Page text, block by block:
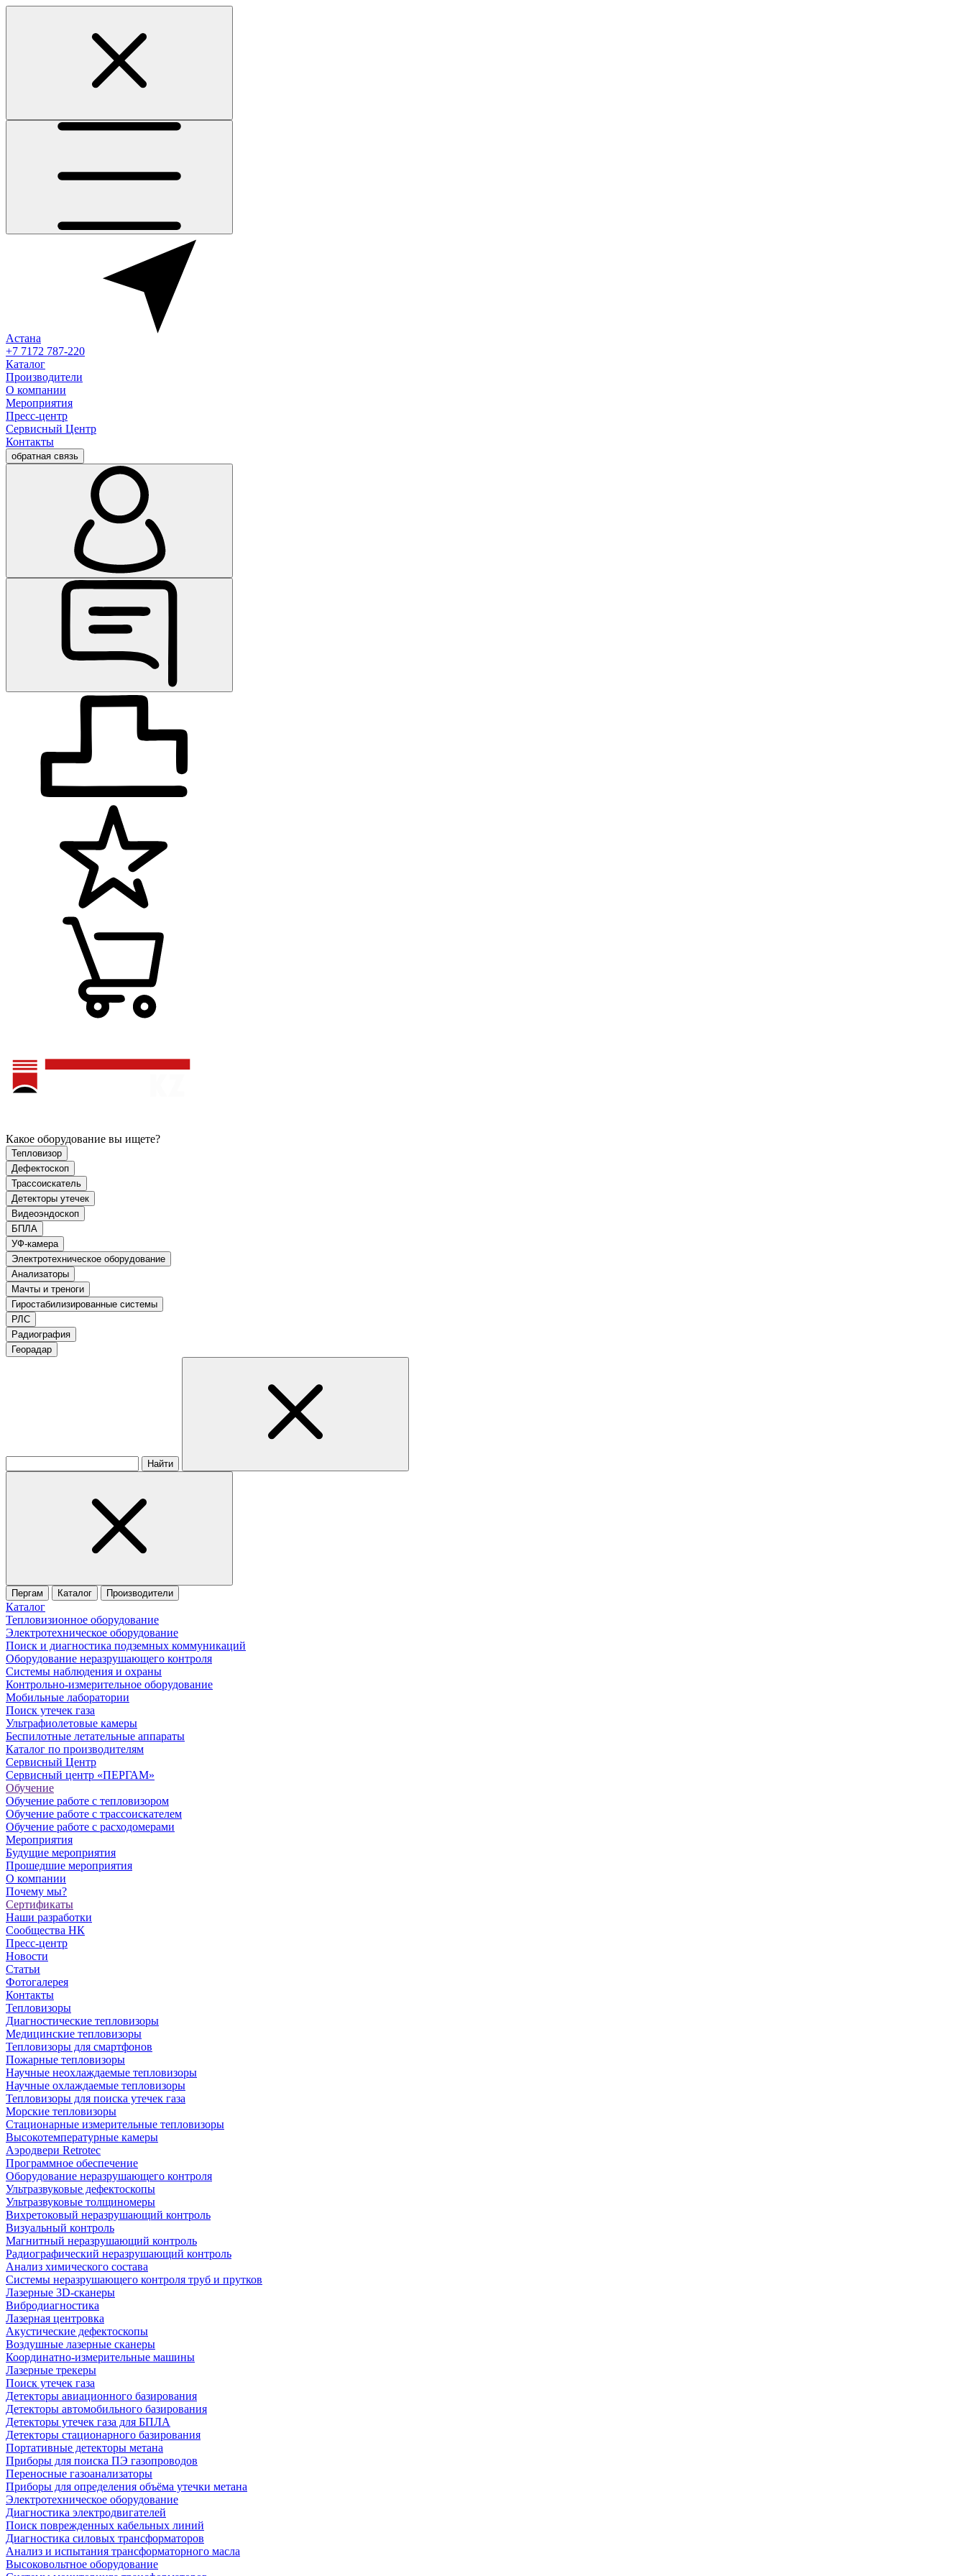
Астана
+7 7172 787-220
Каталог
Производители
О компании
Мероприятия
Пресс-центр
Сервисный Центр
Контакты
обратная связь
Какое оборудование вы ищете?
Тепловизор
Дефектоскоп
Трассоискатель
Детекторы утечек
Видеоэндоскоп
БПЛА
УФ-камера
Электротехническое оборудование
Анализаторы
Мачты и треноги
Гиростабилизированные системы
РЛС
Радиография
Георадар
Найти
Пергам Каталог Производители
Каталог
Тепловизионное оборудование
Электротехническое оборудование
Поиск и диагностика подземных коммуникаций
Оборудование неразрушающего контроля
Системы наблюдения и охраны
Контрольно-измерительное оборудование
Мобильные лаборатории
Поиск утечек газа
Ультрафиолетовые камеры
Беспилотные летательные аппараты
Каталог по производителям
Сервисный Центр
Сервисный центр «ПЕРГАМ»
Обучение
Обучение работе с тепловизором
Обучение работе с трассоискателем
Обучение работе с расходомерами
Мероприятия
Будущие мероприятия
Прошедшие мероприятия
О компании
Почему мы?
Сертификаты
Наши разработки
Сообщества НК
Пресс-центр
Новости
Статьи
Фотогалерея
Контакты
Тепловизоры
Диагностические тепловизоры
Медицинские тепловизоры
Тепловизоры для смартфонов
Пожарные тепловизоры
Научные неохлаждаемые тепловизоры
Научные охлаждаемые тепловизоры
Тепловизоры для поиска утечек газа
Морские тепловизоры
Стационарные измерительные тепловизоры
Высокотемпературные камеры
Аэродвери Retrotec
Программное обеспечение
Оборудование неразрушающего контроля
Ультразвуковые дефектоскопы
Ультразвуковые толщиномеры
Вихретоковый неразрушающий контроль
Визуальный контроль
Магнитный неразрушающий контроль
Радиографический неразрушающий контроль
Анализ химического состава
Системы неразрушающего контроля труб и прутков
Лазерные 3D-сканеры
Вибродиагностика
Лазерная центровка
Акустические дефектоскопы
Воздушные лазерные сканеры
Координатно-измерительные машины
Лазерные трекеры
Поиск утечек газа
Детекторы авиационного базирования
Детекторы автомобильного базирования
Детекторы утечек газа для БПЛА
Детекторы стационарного базирования
Портативные детекторы метана
Приборы для поиска ПЭ газопроводов
Переносные газоанализаторы
Приборы для определения объёма утечки метана
Электротехническое оборудование
Диагностика электродвигателей
Поиск поврежденных кабельных линий
Диагностика силовых трансформаторов
Анализ и испытания трансформаторного масла
Высоковольтное оборудование